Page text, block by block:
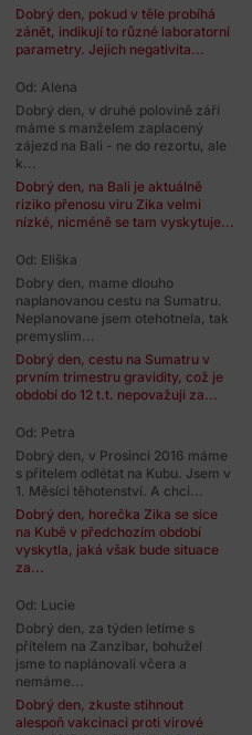
Dobrý den, pokud v těle probíhá
zánět, indikují to různé laboratorní
parametry. Jejich negativita...
Od: Alena
Dobrý den, v druhé polovině září
máme s manželem zaplacený
zájezd na Bali - ne do rezortu, ale
k...
Dobrý den, na Bali je aktuálně
riziko přenosu viru Zika velmi
nízké, nicméně se tam vyskytuje...
Od: Eliška
Dobry den, mame dlouho
naplanovanou cestu na Sumatru.
Neplanovane jsem otehotnela, tak
premyslim...
Dobrý den, cestu na Sumatru v
prvním trimestru gravidity, což je
období do 12 t.t. nepovažuji za...
Od: Petra
Dobrý den, v Prosinci 2016 máme
s přítelem odlétat na Kubu. Jsem v
1. Měsíci těhotenství. A chci...
Dobrý den, horečka Zika se sice
na Kubě v předchozím období
vyskytla, jaká však bude situace
za...
Od: Lucie
Dobrý den, za týden letíme s
přítelem na Zanzibar, bohužel
jsme to naplánovali včera a
nemáme...
Dobrý den, zkuste stihnout
alespoň vakcinaci proti virové